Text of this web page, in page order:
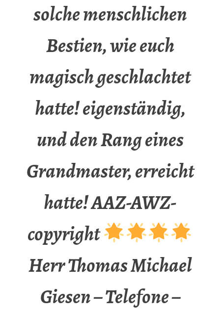
solche menschlichen
Bestien, wie euch
magisch geschlachtet
hatte! eigenständig,
und den Rang eines
Grandmaster, erreicht
hatte! AAZ-AWZ-
copyright
Herr Thomas Michael
Giesen – Telefone –